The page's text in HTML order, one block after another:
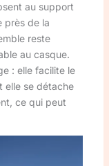
au support
près de la
reste
au casque.
: elle facilite le
elle se détache
ce qui peut